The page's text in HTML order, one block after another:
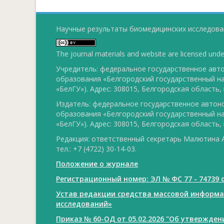
Научные результаты биомедицинских
The journal materials and website are licensed
Учредитель: федеральное государственное
образования «Белгородский государственный
«БелГУ»). Адрес: 308015, Белгородская
Издатель: федеральное государственное
образования «Белгородский государственный
«БелГУ»). Адрес: 308015, Белгородская
Редакция: ответственный секретарь Малютина
тел.: +7 (4722) 30-14-03.
Положение о журнале
Регистрационный номер: ЭЛ № ФС 77 - 74739
Устав редакции средства массовой
исследований»
Приказ № 60-ОД от 05.02.2026 "Об